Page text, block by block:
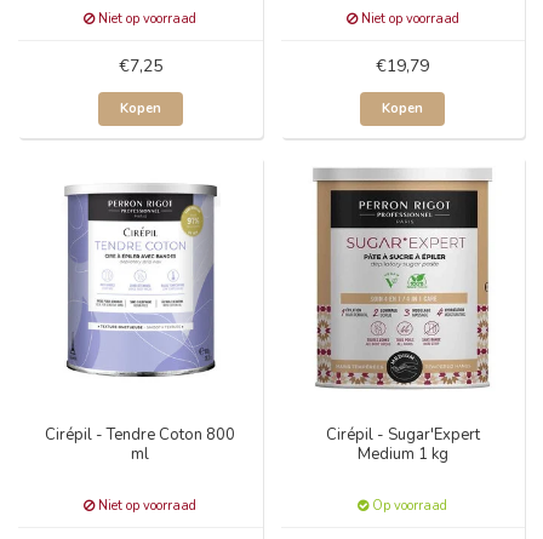
Niet op voorraad
€7,25
Kopen
Niet op voorraad
€19,79
Kopen
Cirépil - Tendre Coton 800
ml
Niet op voorraad
Cirépil - Sugar'Expert
Medium 1 kg
Op voorraad